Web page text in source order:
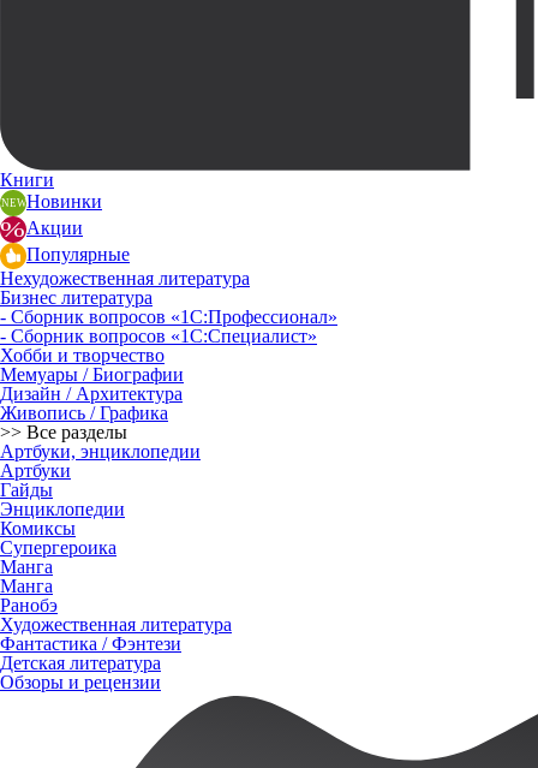
Книги
Новинки
Акции
Популярные
Нехудожественная литература
Бизнес литература
- Сборник вопросов «1С:Профессионал»
- Сборник вопросов «1С:Специалист»
Хобби и творчество
Мемуары / Биографии
Дизайн / Архитектура
Живопись / Графика
>> Все разделы
Артбуки, энциклопедии
Артбуки
Гайды
Энциклопедии
Комиксы
Супергероика
Манга
Манга
Ранобэ
Художественная литература
Фантастика / Фэнтези
Детская литература
Обзоры и рецензии